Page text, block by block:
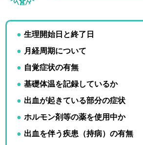
生理開始日と終了日
月経周期について
自覚症状の有無
基礎体温を記録しているか
出血が起きている部分の症状
ホルモン剤等の薬を使用中か
出血を伴う疾患（持病）の有無